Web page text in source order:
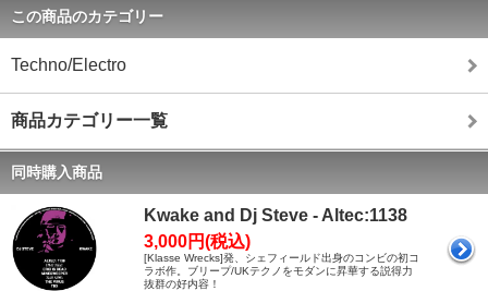
この商品のカテゴリー
Techno/Electro
商品カテゴリー一覧
同時購入商品
Kwake and Dj Steve - Altec:1138
3,000円(税込)
[Klasse Wrecks]発、シェフィールド出身のコンビの初コ
ラボ作。ブリープ/UKテクノをモダンに昇華する説得力
抜群の好内容！